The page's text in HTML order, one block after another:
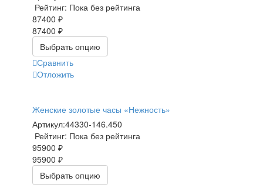
Рейтинг: Пока без рейтинга
87400 ₽
87400 ₽
Выбрать опцию
Сравнить
Отложить
Женские золотые часы «Нежность»
Артикул:44330-146.450
Рейтинг: Пока без рейтинга
95900 ₽
95900 ₽
Выбрать опцию